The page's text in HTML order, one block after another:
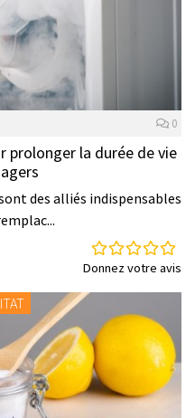
0
prolonger la durée de vie
des alliés indispensables
Donnez votre avis